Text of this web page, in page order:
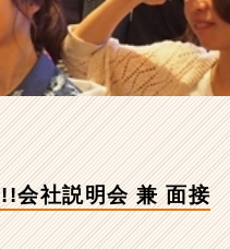
社説明会 兼 面接